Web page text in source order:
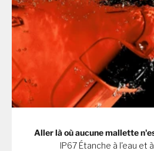
Aller là où aucune mallette
IP67 Étanche à l'eau et